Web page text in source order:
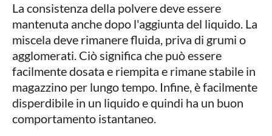
La consistenza della polvere deve essere
mantenuta anche dopo l'aggiunta del liquido. La
miscela deve rimanere fluida, priva di grumi o
agglomerati. Ciò significa che può essere
facilmente dosata e riempita e rimane stabile in
magazzino per lungo tempo. Infine, è facilmente
disperdibile in un liquido e quindi ha un buon
comportamento istantaneo.